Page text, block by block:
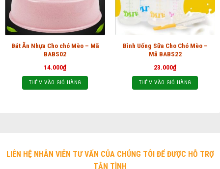
Bát Ăn Nhựa Cho chó Mèo – Mã
BABS02
14.000₫
THÊM VÀO GIỎ HÀNG
Bình Uống Sữa Cho Chó Mèo –
Mã BABS22
23.000₫
THÊM VÀO GIỎ HÀNG
LIÊN HỆ NHÂN VIÊN TƯ VẤN CỦA CHÚNG TÔI ĐỂ ĐƯỢC HỖ TRỢ
TẬN TÌNH